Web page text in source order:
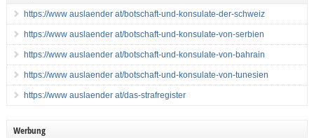
https://www auslaender at/botschaft-und-konsulate-der-schweiz
https://www auslaender at/botschaft-und-konsulate-von-serbien
https://www auslaender at/botschaft-und-konsulate-von-bahrain
https://www auslaender at/botschaft-und-konsulate-von-tunesien
https://www auslaender at/das-strafregister
Werbung